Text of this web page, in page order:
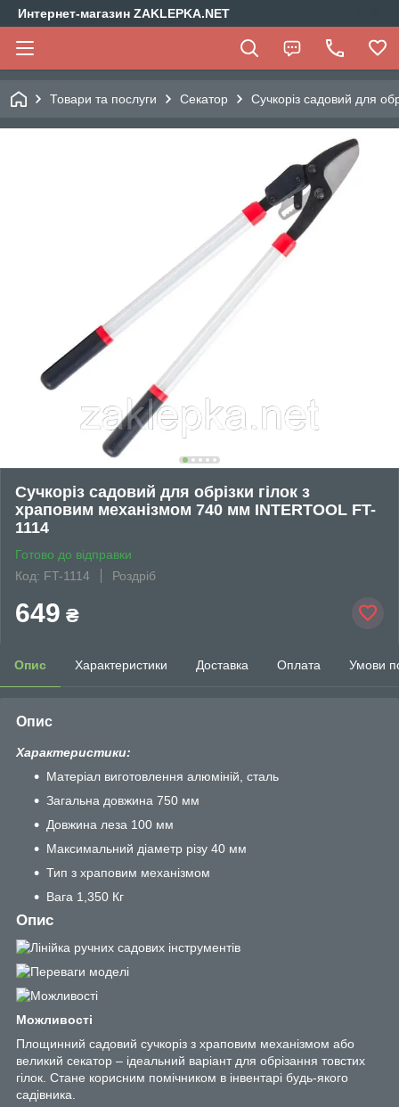
Интернет-магазин ZAKLEPKA.NET
Товари та послуги Секатор Сучкоріз садовий для
Сучкоріз садовий для обрізки гілок з
храповим механізмом 740 мм INTERTOOL FT-
1114
Готово до відправки
Код: FT-1114
Роздріб
649 ₴
Опис Характеристики Доставка Оплата Умови
Опис
Характеристики:
Матеріал виготовлення алюміній, сталь
Загальна довжина 750 мм
Довжина леза 100 мм
Максимальний діаметр різу 40 мм
Тип з храповим механізмом
Вага 1,350 Кг
Опис
Можливості
Площинний садовий сучкоріз з храповим механізмом або
великий секатор – ідеальний варіант для обрізання товстих
гілок. Стане корисним помічником в інвентарі будь-якого
садівника.